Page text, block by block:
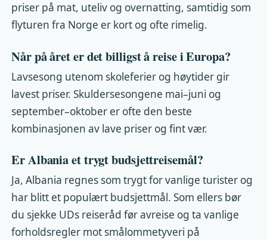
priser på mat, uteliv og overnatting, samtidig som
flyturen fra Norge er kort og ofte rimelig.
Når på året er det billigst å reise i Europa?
Lavsesong utenom skoleferier og høytider gir
lavest priser. Skuldersesongene mai–juni og
september–oktober er ofte den beste
kombinasjonen av lave priser og fint vær.
Er Albania et trygt budsjettreisemål?
Ja, Albania regnes som trygt for vanlige turister og
har blitt et populært budsjettmål. Som ellers bør
du sjekke UDs reiseråd før avreise og ta vanlige
forholdsregler mot smålommetyveri på